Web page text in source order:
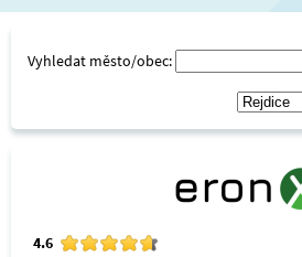
Vyhledat město/obec:
4.6